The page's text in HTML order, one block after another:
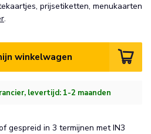
prijsetiketten, menukaarten
.
winkelwagen
levertijd: 1-2 maanden
gespreid in 3 termijnen met IN3